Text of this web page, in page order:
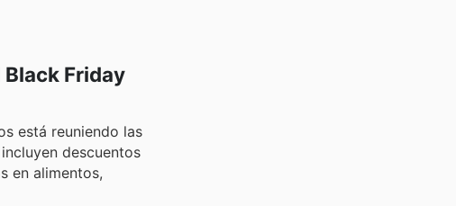
Friday
está reuniendo las
descuentos
en alimentos,